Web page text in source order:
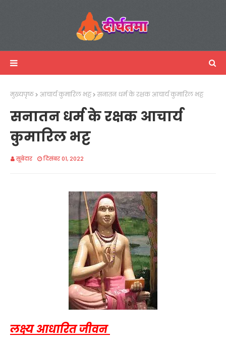
मुख्यपृष्ठ आचार्य कुमारिल भट्ट सनातन धर्म के रक्षक आचार्य कुमारिल भट्ट
सनातन धर्म के रक्षक आचार्य
कुमारिल भट्ट
सूबेदार दिसंबर 01, 2022
लक्ष्य आधारित जीवन